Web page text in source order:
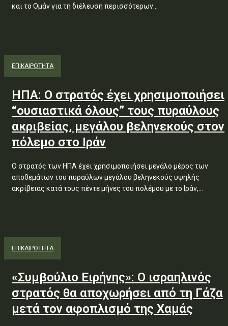
και το Ομάν για τη διέλευση περισσότερων...
ΕΠΙΚΑΙΡΟΤΗΤΑ
ΗΠΑ: Ο στρατός έχει χρησιμοποιήσει
“ουσιαστικά όλους” τους πυραύλους
ακριβείας, μεγάλου βεληνεκούς στον
πόλεμο στο Ιράν
Ο στρατός των ΗΠΑ έχει χρησιμοποιήσει μεγάλο μέρος των
αποθεμάτων του πυραύλων μεγάλου βεληνεκούς υψηλής
ακρίβειας κατά τους πέντε μήνες του πολέμου με το Ιράν,...
ΕΠΙΚΑΙΡΟΤΗΤΑ
«Συμβούλιο Ειρήνης»: Ο ισραηλινός
στρατός θα αποχωρήσει από τη Γάζα
μετά τον αφοπλισμό της Χαμάς